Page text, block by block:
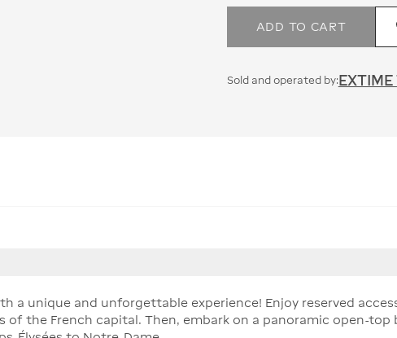
ADD TO CART
Sold and operated by:EXTIME
a unique and unforgettable experience! Enjoy reserved
of the French capital. Then, embark on a panoramic open-